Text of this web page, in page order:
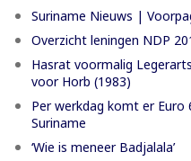
Suriname Nieuws |
Overzicht leningen NDP
Hasrat voormalig
voor Horb (1983)
Per werkdag komt er Euro
Suriname
‘Wie is meneer Badjalala’